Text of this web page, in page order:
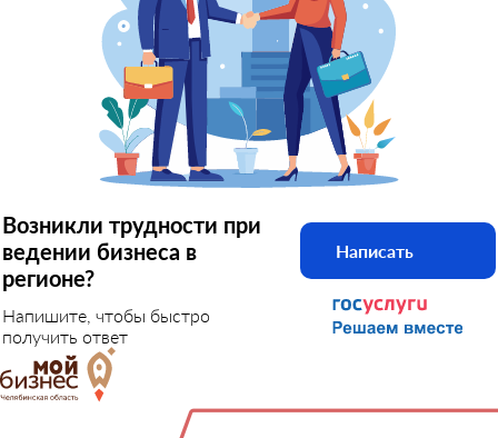
Возникли трудности при
ведении бизнеса в
регионе?
Напишите, чтобы быстро
получить ответ
Написать